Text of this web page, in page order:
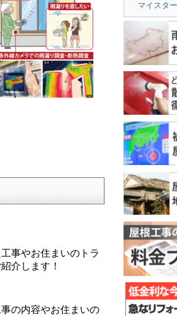
事やお住まいのトラ
介します！
の内容やお住まいの
マイスタ